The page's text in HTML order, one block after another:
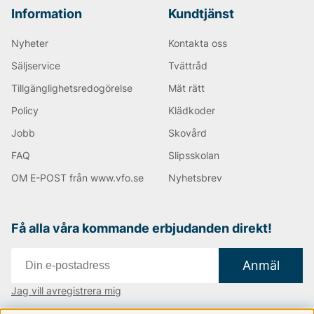
Replay
Information
Nyheter
Säljservice
Tillgänglighetsredogörelse
Policy
Jobb
FAQ
OM E-POST från www.vfo.se
Kundtjänst
Kontakta oss
Tvättråd
Mät rätt
Klädkoder
Skovård
Slipsskolan
Nyhetsbrev
Få alla våra kommande erbjudanden direkt!
Anmäl
Jag vill avregistrera mig